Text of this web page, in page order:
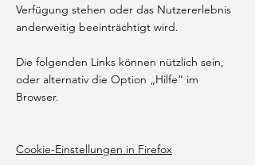
Verfügung stehen oder das Nutzererlebnis
anderweitig beeinträchtigt wird.
Die folgenden Links können nützlich sein,
oder alternativ die Option „Hilfe“ im
Browser.
Cookie-Einstellungen in Firefox